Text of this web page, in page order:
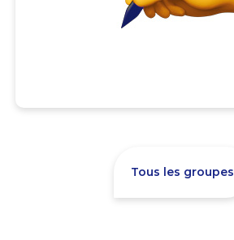
Tous les groupes